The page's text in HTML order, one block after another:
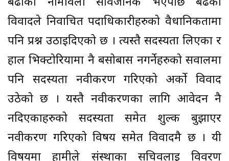
विवादले निर्वाचित पदाधिकारीहरुको वैधानिकतामा
पनि प्रश्न उठाइदिएको छ । त्यस्तै सदस्यता लिएका र
हाल भिक्टोरियामा नै बसोबास नगर्नेहरुको सवालमा
पनि सदस्यता नवीकरण गरिएको अर्को विवाद
उठेको छ । यस्तै नवीकरणका लागि आवेदन नै
नदिएकाहरुको सदस्यता समेत शुल्क बुझाएर
नवीकरण गरिएको विषय समेत विवादमै छ । यी
विषयमा हामीले संस्थाका सचिवलाई विवरण